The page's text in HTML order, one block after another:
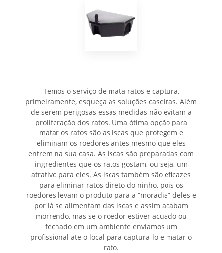
Temos o serviço de mata ratos e captura,
primeiramente, esqueça as soluções caseiras. Além
de serem perigosas essas medidas não evitam a
proliferação dos ratos. Uma ótima opção para
matar os ratos são as iscas que protegem e
eliminam os roedores antes mesmo que eles
entrem na sua casa. As iscas são preparadas com
ingredientes que os ratos gostam, ou seja, um
atrativo para eles. As iscas também são eficazes
para eliminar ratos direto do ninho, pois os
roedores levam o produto para a “moradia” deles e
por lá se alimentam das iscas e assim acabam
morrendo, mas se o roedor estiver acuado ou
fechado em um ambiente enviamos um
profissional ate o local para captura-lo e matar o
rato.